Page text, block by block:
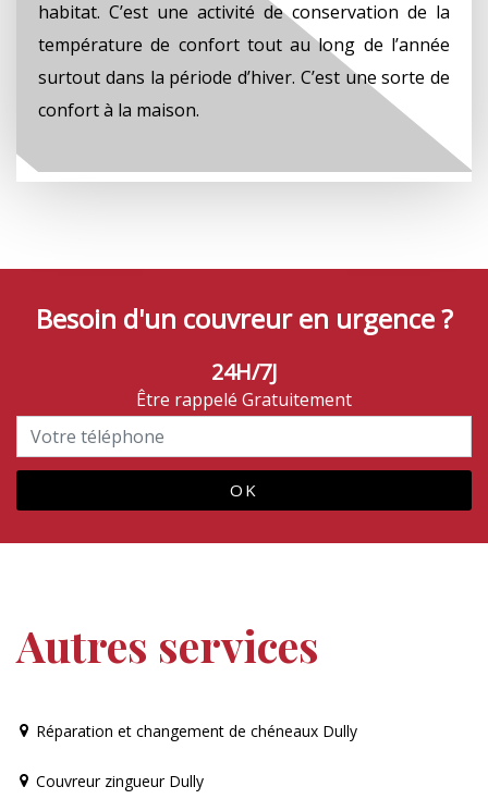
habitat. C’est une activité de conservation de la
température de confort tout au long de l’année
surtout dans la période d’hiver. C’est une sorte de
confort à la maison.
Besoin d'un couvreur en urgence ?
24H/7J
Être rappelé Gratuitement
Autres services
Réparation et changement de chéneaux Dully
Couvreur zingueur Dully